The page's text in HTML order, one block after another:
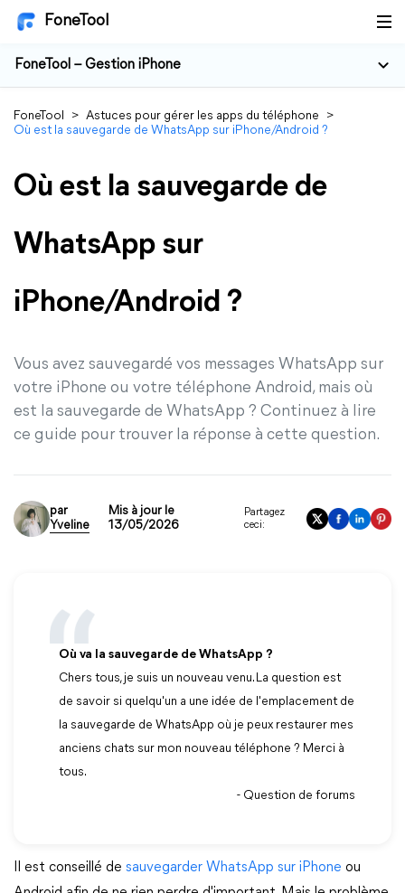
FoneTool
FoneTool – Gestion iPhone
FoneTool > Astuces pour gérer les apps du téléphone
>
Où est la sauvegarde de WhatsApp sur iPhone/Android ?
Où est la sauvegarde de
WhatsApp sur
iPhone/Android ?
Vous avez sauvegardé vos messages WhatsApp sur
votre iPhone ou votre téléphone Android, mais où
est la sauvegarde de WhatsApp ? Continuez à lire
ce guide pour trouver la réponse à cette question.
par
Yveline
Mis à jour le
13/05/2026
Partagez
ceci:
Où va la sauvegarde de WhatsApp ?
Chers tous, je suis un nouveau venu. La question est
de savoir si quelqu'un a une idée de l'emplacement de
la sauvegarde de WhatsApp où je peux restaurer mes
anciens chats sur mon nouveau téléphone ? Merci à
tous.
- Question de forums
Il est conseillé de sauvegarder WhatsApp sur iPhone ou